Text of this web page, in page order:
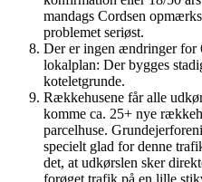
mandags Cordsen
problemet seriøst.
Der er ingen ændringer
lokalplan: Der bygges
koteletgrunde.
Rækkehusene får alle
komme ca. 25+ nye
parcelhuse.
specielt glad for denne
det, at udkørslen sker